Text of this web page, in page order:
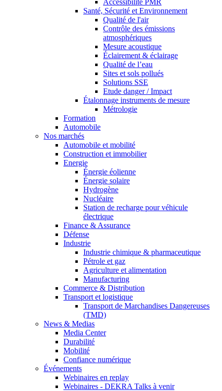
Accessibilité PMR
Santé, Sécurité et Environnement
Qualité de l'air
Contrôle des émissions
atmosphériques
Mesure acoustique
Éclairement & éclairage
Qualité de l’eau
Sites et sols pollués
Solutions SSE
Etude danger / Impact
Étalonnage instruments de mesure
Métrologie
Formation
Automobile
Nos marchés
Automobile et mobilité
Construction et immobilier
Energie
Énergie éolienne
Énergie solaire
Hydrogène
Nucléaire
Station de recharge pour véhicule
électrique
Finance & Assurance
Défense
Industrie
Industrie chimique & pharmaceutique
Pétrole et gaz
Agriculture et alimentation
Manufacturing
Commerce & Distribution
Transport et logistique
Transport de Marchandises Dangereuses
(TMD)
News & Medias
Media Center
Durabilité
Mobilité
Confiance numérique
Événements
Webinaires en replay
Webinaires - DEKRA Talks à venir